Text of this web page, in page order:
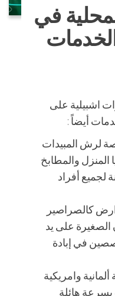
في
اشبيلية على
أيضاً :
لرش المبيدات
المنزل والمطابخ
لجميع أفراد
كالصراصير
الصغيرة على يد
في إبادة
وامريكية
هائلة